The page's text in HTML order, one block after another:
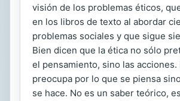
visión de los problemas éticos,
en los libros de texto al abordar
problemas sociales y que sigue
Bien dicen que la ética no sólo
el pensamiento, sino las acciones.
preocupa por lo que se piensa
se hace. No es un saber teórico,